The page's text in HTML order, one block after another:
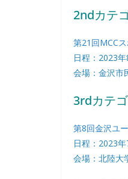
2ndカテ
第21回MCC
日程：2023
会場：金沢市
3rdカテ
第8回金沢ユ
日程：2023
会場：北陸大